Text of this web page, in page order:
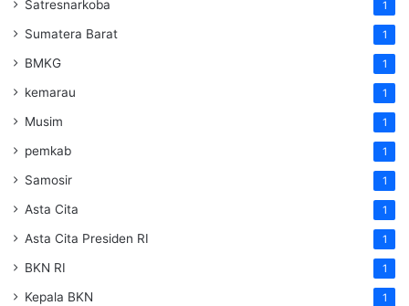
Satresnarkoba 1
Sumatera Barat 1
BMKG 1
kemarau 1
Musim 1
pemkab 1
Samosir 1
Asta Cita 1
Asta Cita Presiden RI 1
BKN RI 1
Kepala BKN 1